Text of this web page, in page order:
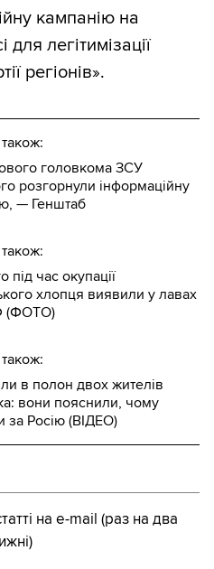
кампанію на
легітимізації
регіонів».
головкома ЗСУ
розгорнули інформаційну
— Генштаб
під час окупації
хлопця виявили у лавах
(ФОТО)
в полон двох жителів
вони пояснили, чому
за Росію (ВІДЕО)
на e-mail (раз на два